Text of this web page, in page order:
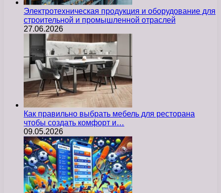
Электротехническая продукция и оборудование для
строительной и промышленной отраслей
27.06.2026
Как правильно выбрать мебель для ресторана
чтобы создать комфорт и…
09.05.2026